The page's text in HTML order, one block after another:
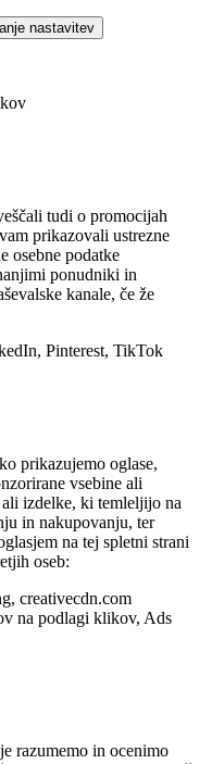
nastavitev
tudi o promocijah
prikazovali ustrezne
osebne podatke
ponudniki in
kanale, če že
Pinterest, TikTok
prikazujemo oglase,
vsebine ali
ali izdelke, ki temleljijo na
in nakupovanju, ter
na tej spletni strani
oseb:
creativecdn.com
na podlagi klikov, Ads
razumemo in ocenimo